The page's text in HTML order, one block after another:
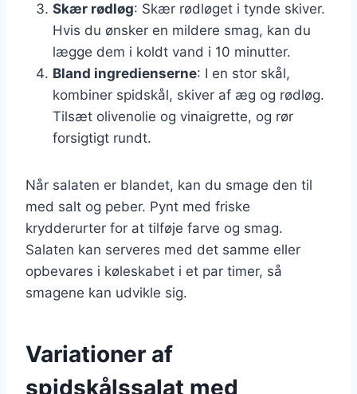
Skær rødløg: Skær rødløget i tynde skiver.
Hvis du ønsker en mildere smag, kan du
lægge dem i koldt vand i 10 minutter.
Bland ingredienserne: I en stor skål,
kombiner spidskål, skiver af æg og rødløg.
Tilsæt olivenolie og vinaigrette, og rør
forsigtigt rundt.
Når salaten er blandet, kan du smage den til
med salt og peber. Pynt med friske
krydderurter for at tilføje farve og smag.
Salaten kan serveres med det samme eller
opbevares i køleskabet i et par timer, så
smagene kan udvikle sig.
Variationer af
spidskålssalat med